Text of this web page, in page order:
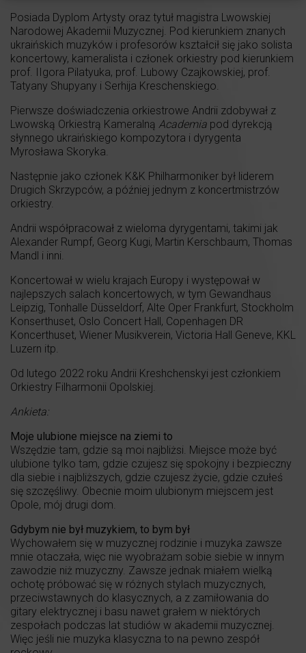
Posiada Dyplom Artysty oraz tytuł magistra Lwowskiej
Narodowej Akademii Muzycznej. Pod kierunkiem znanych
ukraińskich muzyków i profesorów kształcił się jako solista
koncertowy, kameralista i członek orkiestry pod kierunkiem
prof. IIgora Pilatyuka, prof. Lubowy Czajkowskiej, prof.
Tatyany Shupyany i Serhija Kreschenskiego.
Pierwsze doświadczenia orkiestrowe Andrii zdobywał z
Lwowską Orkiestrą Kameralną Academia pod dyrekcją
słynnego ukraińskiego kompozytora i dyrygenta
Myrosława Skoryka.
Następnie jako członek K&K Philharmoniker był liderem
Drugich Skrzypców, a później jednym z koncertmistrzów
orkiestry.
Andrii współpracował z wieloma dyrygentami, takimi jak
Alexander Rumpf, Georg Kugi, Martin Kerschbaum, Thomas
Mandl i inni.
Koncertował w wielu krajach Europy i występował w
najlepszych salach koncertowych, w tym Gewandhaus
Leipzig, Tonhalle Düsseldorf, Alte Oper Frankfurt, Stockholm
Konserthuset, Oslo Concert Hall, Copenhagen DR
Koncerthuset, Wiener Musikverein, Victoria Hall Geneve, KKL
Luzern itp.
Od lutego 2022 roku Andrii Kreshchenskyi jest członkiem
Orkiestry Filharmonii Opolskiej.
Ankieta:
Moje ulubione miejsce na ziemi to
Wszędzie tam, gdzie są moi najbliżsi. Miejsce może być
ulubione tylko tam, gdzie czujesz się spokojny i bezpieczny
dla siebie i najbliższych, gdzie czujesz życie, gdzie czułeś
się szczęśliwy. Obecnie moim ulubionym miejscem jest
Opole, mój drugi dom.
Gdybym nie był muzykiem, to bym był
Wychowałem się w muzycznej rodzinie i muzyka zawsze
mnie otaczała, więc nie wyobrażam sobie siebie w innym
zawodzie niż muzyczny. Zawsze jednak miałem wielką
ochotę próbować się w różnych stylach muzycznych,
przeciwstawnych do klasycznych, a z zamiłowania do
gitary elektrycznej i basu nawet grałem w niektórych
zespołach podczas lat studiów w akademii muzycznej.
Więc jeśli nie muzyka klasyczna to na pewno zespół